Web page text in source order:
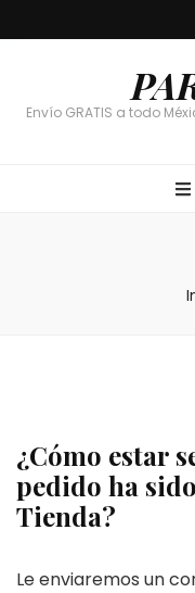
Envío GRATIS a todo
¿Cómo estar
pedido ha
Tienda?
Le enviaremos un